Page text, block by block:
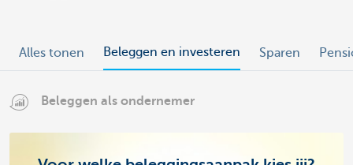
Alles tonen Beleggen en investeren Sparen
Beleggen als ondernemer